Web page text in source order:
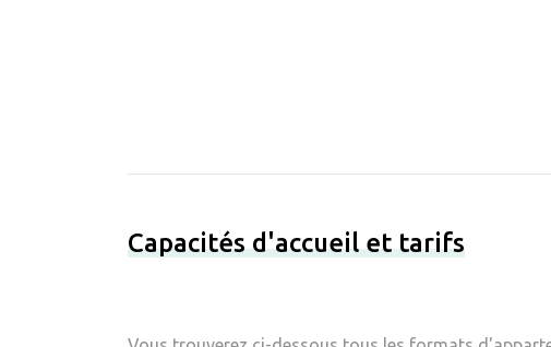
Capacités d'accueil et tarifs